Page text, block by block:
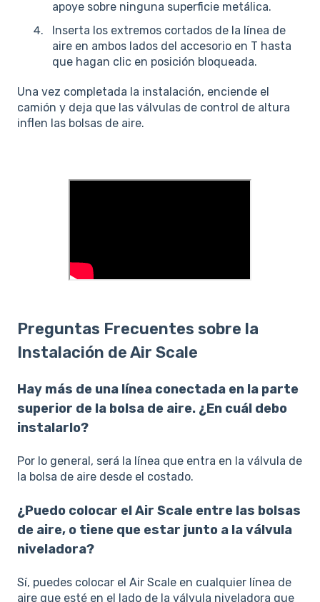
apoye sobre ninguna superficie metálica.
Inserta los extremos cortados de la línea de
aire en ambos lados del accesorio en T hasta
que hagan clic en posición bloqueada.
Una vez completada la instalación, enciende el
camión y deja que las válvulas de control de altura
inflen las bolsas de aire.
Preguntas Frecuentes sobre la
Instalación de Air Scale
Hay más de una línea conectada en la parte
superior de la bolsa de aire. ¿En cuál debo
instalarlo?
Por lo general, será la línea que entra en la válvula de
la bolsa de aire desde el costado.
¿Puedo colocar el Air Scale entre las bolsas
de aire, o tiene que estar junto a la válvula
niveladora?
Sí, puedes colocar el Air Scale en cualquier línea de
aire que esté en el lado de la válvula niveladora que